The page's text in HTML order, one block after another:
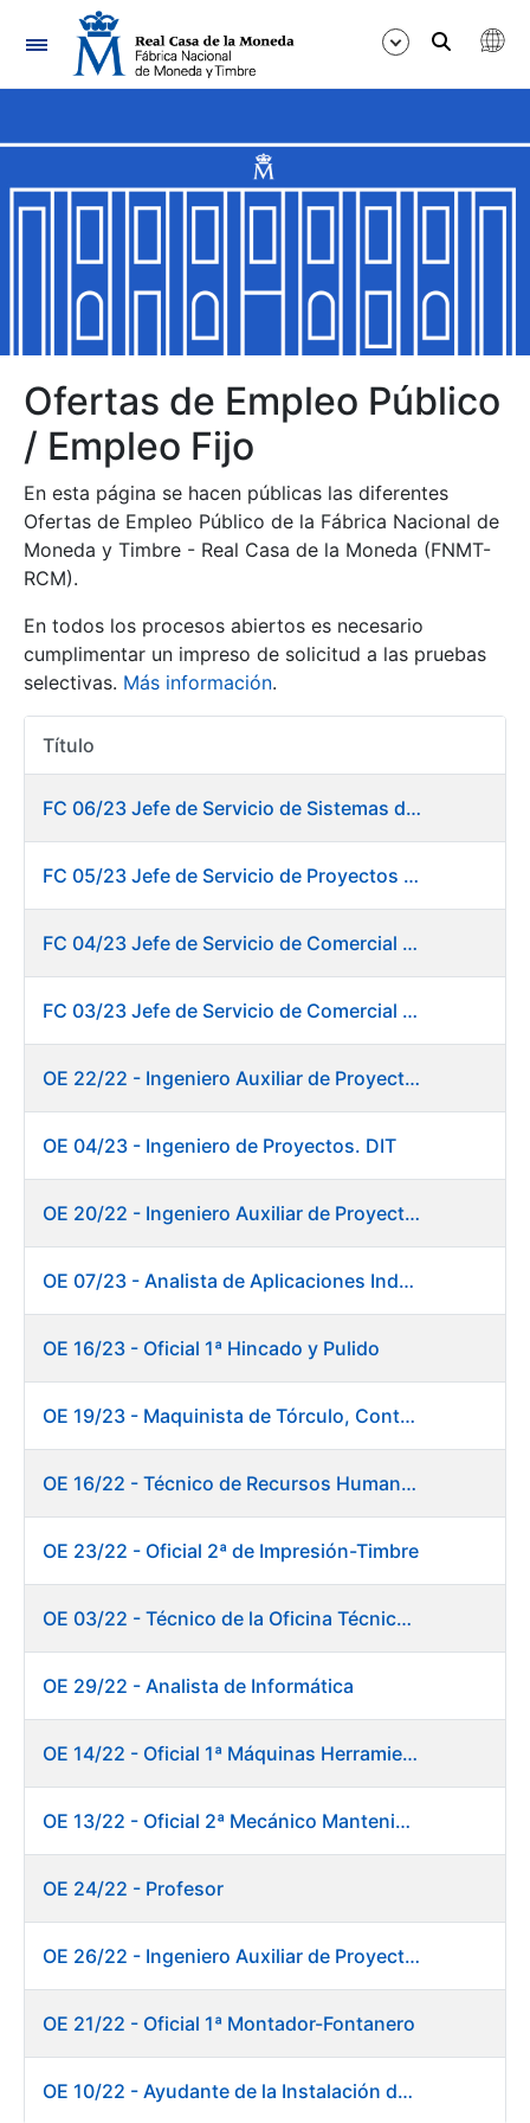
Navegación
Mostrar/Ocultar
Mostrar/Ocultar
Mostrar/Ocultar
Mostrar/Ocultar
Mostrar/Ocultar
Mostrar/Ocultar
Mostrar/Ocultar
Mostrar/Ocultar
Ofertas de Empleo Público
/ Empleo Fijo
En esta página se hacen públicas las diferentes
Ofertas de Empleo Público de la Fábrica Nacional de
Moneda y Timbre - Real Casa de la Moneda (FNMT-
RCM).
En todos los procesos abiertos es necesario
cumplimentar un impreso de solicitud a las pruebas
selectivas. Más información.
Título
FC 06/23 Jefe de Servicio de Sistemas de Información de Fábrica de Papel
FC 05/23 Jefe de Servicio de Proyectos Digitales
FC 04/23 Jefe de Servicio de Comercial de Productos Gráficos
FC 03/23 Jefe de Servicio de Comercial de Documentos de Identificación y Tarjetas y Servicios Digitales
OE 22/22 - Ingeniero Auxiliar de Proyectos. DIT
OE 04/23 - Ingeniero de Proyectos. DIT
OE 20/22 - Ingeniero Auxiliar de Proyectos. Informática
OE 07/23 - Analista de Aplicaciones Industriales
OE 16/23 - Oficial 1ª Hincado y Pulido
OE 19/23 - Maquinista de Tórculo, Contado, Empaquetado e Inutilización de Moneda
OE 16/22 - Técnico de Recursos Humanos
OE 23/22 - Oficial 2ª de Impresión-Timbre
OE 03/22 - Técnico de la Oficina Técnica de Producto (Fábrica de Papel)
OE 29/22 - Analista de Informática
OE 14/22 - Oficial 1ª Máquinas Herramientas y Control Numérico
OE 13/22 - Oficial 2ª Mecánico Mantenimiento Central
OE 24/22 - Profesor
OE 26/22 - Ingeniero Auxiliar de Proyectos
OE 21/22 - Oficial 1ª Montador-Fontanero
OE 10/22 - Ayudante de la Instalación de Preparación de Pastas